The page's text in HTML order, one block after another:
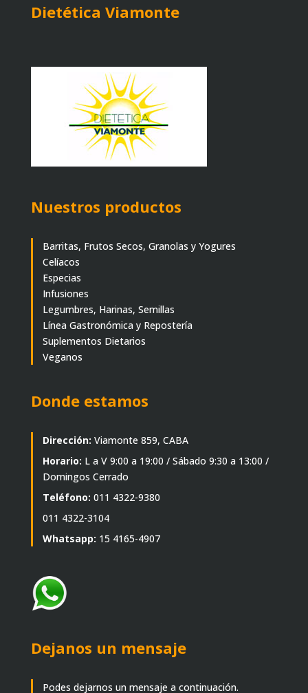
Dietética Viamonte
Nuestros productos
Barritas, Frutos Secos, Granolas y Yogures
Celíacos
Especias
Infusiones
Legumbres, Harinas, Semillas
Línea Gastronómica y Repostería
Suplementos Dietarios
Veganos
Donde estamos
Dirección: Viamonte 859, CABA
Horario: L a V 9:00 a 19:00 / Sábado 9:30 a 13:00 /
Domingos Cerrado
Teléfono: 011 4322-9380
011 4322-3104
Whatsapp: 15 4165-4907
Dejanos un mensaje
Podes dejarnos un mensaje a continuación.